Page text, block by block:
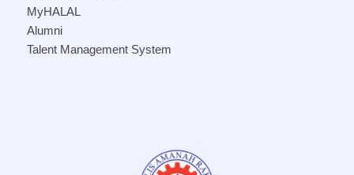
MyHALAL
Alumni
Talent Management System